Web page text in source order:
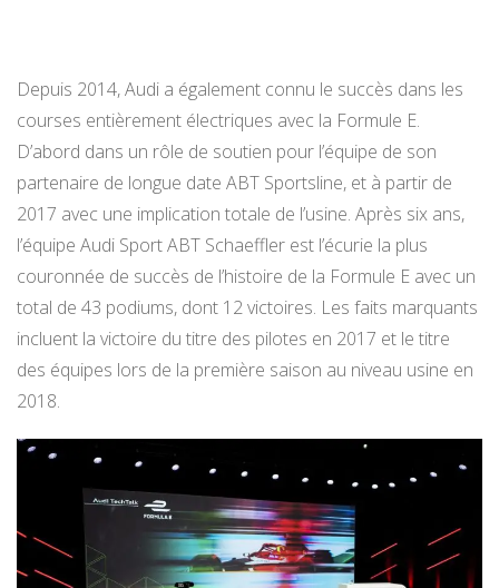
Depuis 2014, Audi a également connu le succès dans les
courses entièrement électriques avec la Formule E.
D’abord dans un rôle de soutien pour l’équipe de son
partenaire de longue date ABT Sportsline, et à partir de
2017 avec une implication totale de l’usine. Après six ans,
l’équipe Audi Sport ABT Schaeffler est l’écurie la plus
couronnée de succès de l’histoire de la Formule E avec un
total de 43 podiums, dont 12 victoires. Les faits marquants
incluent la victoire du titre des pilotes en 2017 et le titre
des équipes lors de la première saison au niveau usine en
2018.